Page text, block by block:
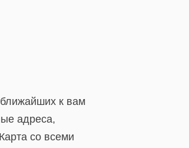
к вам
адреса,
со всеми